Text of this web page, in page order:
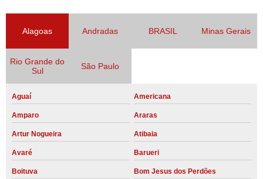
Alagoas Andradas BRASIL Minas Gerais
Rio Grande do
Sul
São Paulo
Aguaí Americana
Amparo Araras
Artur Nogueira Atibaia
Avaré Barueri
Boituva Bom Jesus dos Perdões